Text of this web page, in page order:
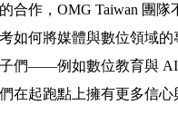
合作，OMG Taiwan 團隊
如何將媒體與數位領域的
們——例如數位教育與 AI
在起跑點上擁有更多信心